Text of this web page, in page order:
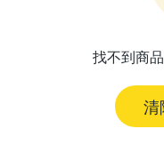
找不到商
清